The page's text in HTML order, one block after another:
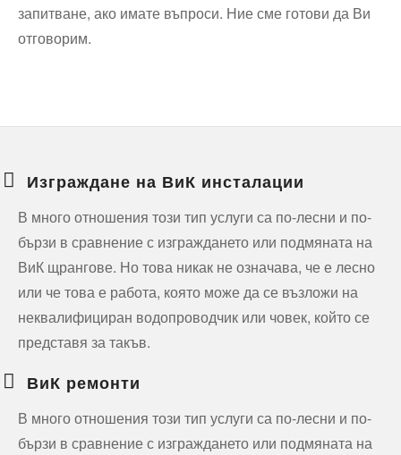
запитване, ако имате въпроси. Ние сме готови да Ви
отговорим.
Изграждане на ВиК инсталации
В много отношения този тип услуги са по-лесни и по-
бързи в сравнение с изграждането или подмяната на
ВиК щрангове. Но това никак не означава, че е лесно
или че това е работа, която може да се възложи на
неквалифициран водопроводчик или човек, който се
представя за такъв.
ВиК ремонти
В много отношения този тип услуги са по-лесни и по-
бързи в сравнение с изграждането или подмяната на